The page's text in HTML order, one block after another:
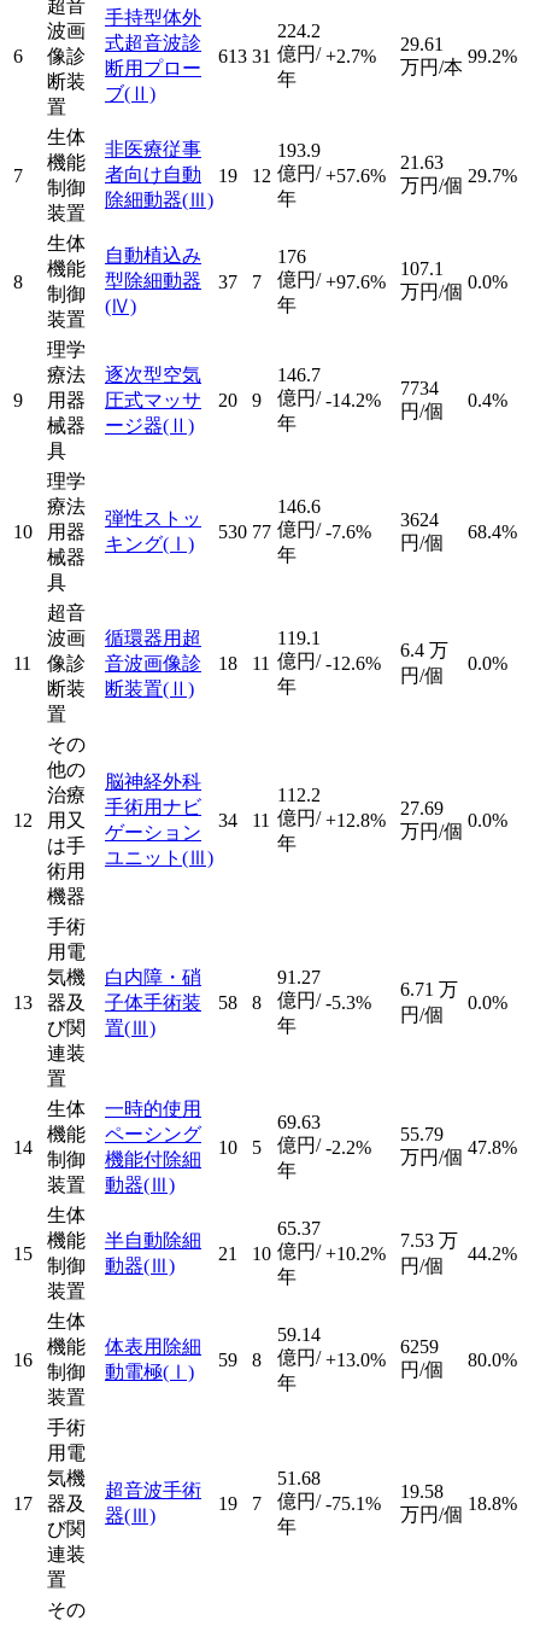
6
超音
波画
像診
断装
置
手持型体外
式超音波診
断用プロー
ブ(Ⅱ)
613 31
224.2
億円/
年
+2.7%
29.61
万円/本
99.2%
7
生体
機能
制御
装置
非医療従事
者向け自動
除細動器(Ⅲ)
19 12
193.9
億円/
年
+57.6%
21.63
万円/個 29.7%
8
生体
機能
制御
装置
自動植込み
型除細動器
(Ⅳ)
37 7
176
億円/
年
+97.6%
107.1
万円/個 0.0%
9
理学
療法
用器
械器
具
逐次型空気
圧式マッサ
ージ器(Ⅱ)
20 9
146.7
億円/
年
-14.2%
7734
円/個
0.4%
10
理学
療法
用器
械器
具
弾性ストッ
キング(Ⅰ)
530 77
146.6
億円/
年
-7.6%
3624
円/個
68.4%
11
超音
波画
像診
断装
置
循環器用超
音波画像診
断装置(Ⅱ)
18 11
119.1
億円/
年
-12.6%
6.4 万
円/個
0.0%
12
その
他の
治療
用又
は手
術用
機器
脳神経外科
手術用ナビ
ゲーション
ユニット (Ⅲ)
34 11
112.2
億円/
年
+12.8%
27.69
万円/個
0.0%
13
手術
用電
気機
器及
び関
連装
置
白内障・硝
子体手術装
置(Ⅲ)
58 8
91.27
億円/
年
-5.3%
6.71 万
円/個
0.0%
14
生体
機能
制御
装置
一時的使用
ペーシング
機能付除細
動器(Ⅲ)
10 5
69.63
億円/
年
-2.2%
55.79
万円/個 47.8%
15
生体
機能
制御
装置
半自動除細
動器(Ⅲ)
21 10
65.37
億円/
年
+10.2%
7.53 万
円/個
44.2%
16
生体
機能
制御
装置
体表用除細
動電極(Ⅰ)
59 8
59.14
億円/
年
+13.0%
6259
円/個
80.0%
17
手術
用電
気機
器及
び関
連装
置
超音波手術
器(Ⅲ)
19 7
51.68
億円/
年
-75.1%
19.58
万円/個
18.8%
その